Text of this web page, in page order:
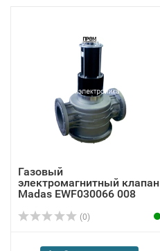
Газовый
электромагнитный клапан
Madas EWF030066 008
(0)